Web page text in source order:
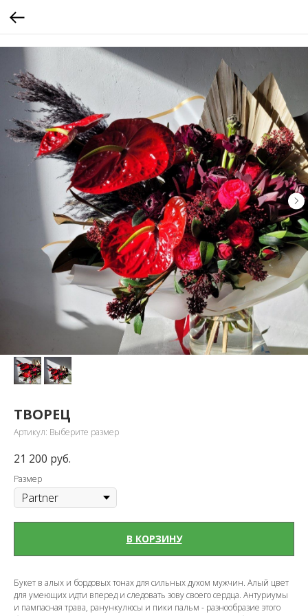
ТВОРЕЦ
Артикул: Выберите размер
21 200 руб.
Размер
В КОРЗИНУ
Букет в алых и бордовых тонах для сильных духом мужчин. Алый цвет
для умеющих идти вперед и следовать зову своего сердца. Антуриумы
и пампасная трава, ранункулюсы и пики пальм - разнообразие этого